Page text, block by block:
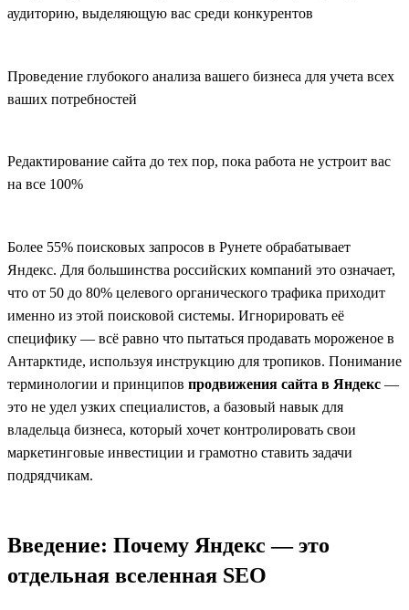
аудиторию, выделяющую вас среди конкурентов
Проведение глубокого анализа вашего бизнеса для учета всех
ваших потребностей
Редактирование сайта до тех пор, пока работа не устроит вас
на все 100%
Более 55% поисковых запросов в Рунете обрабатывает
Яндекс. Для большинства российских компаний это означает,
что от 50 до 80% целевого органического трафика приходит
именно из этой поисковой системы. Игнорировать её
специфику — всё равно что пытаться продавать мороженое в
Антарктиде, используя инструкцию для тропиков. Понимание
терминологии и принципов продвижения сайта в Яндекс —
это не удел узких специалистов, а базовый навык для
владельца бизнеса, который хочет контролировать свои
маркетинговые инвестиции и грамотно ставить задачи
подрядчикам.
Введение: Почему Яндекс — это
отдельная вселенная SEO